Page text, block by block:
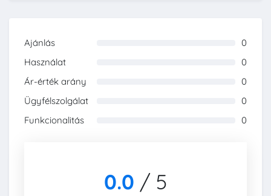
Ajánlás
0
Használat
0
Ár-érték arány
0
Ügyfélszolgálat
0
Funkcionalitás
0
0.0 / 5